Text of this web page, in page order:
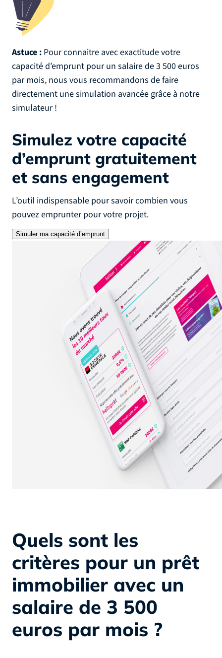
Astuce : Pour connaitre avec exactitude votre
capacité d’emprunt pour un salaire de 3 500 euros
par mois, nous vous recommandons de faire
directement une simulation avancée grâce à notre
simulateur !
Simulez votre capacité
d’emprunt gratuitement
et sans engagement
L’outil indispensable pour savoir combien vous
pouvez emprunter pour votre projet.
Simuler ma capacité d’emprunt
Quels sont les
critères pour un prêt
immobilier avec un
salaire de 3 500
euros par mois ?